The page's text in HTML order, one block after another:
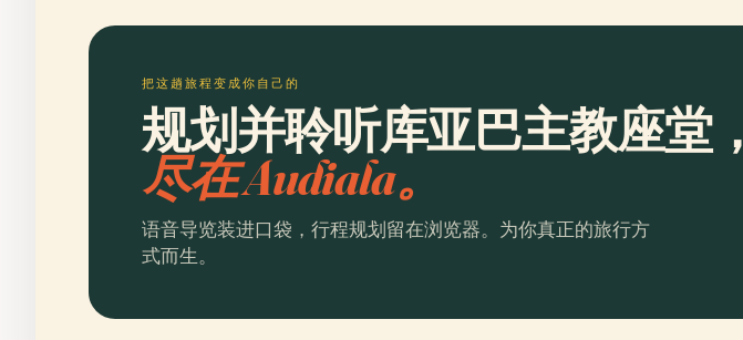
把这趟旅程变成你自己的
规划并聆听库亚巴主教座堂，
尽在 Audiala。
语音导览装进口袋，行程规划留在浏览器。为你真正的旅行方
式而生。